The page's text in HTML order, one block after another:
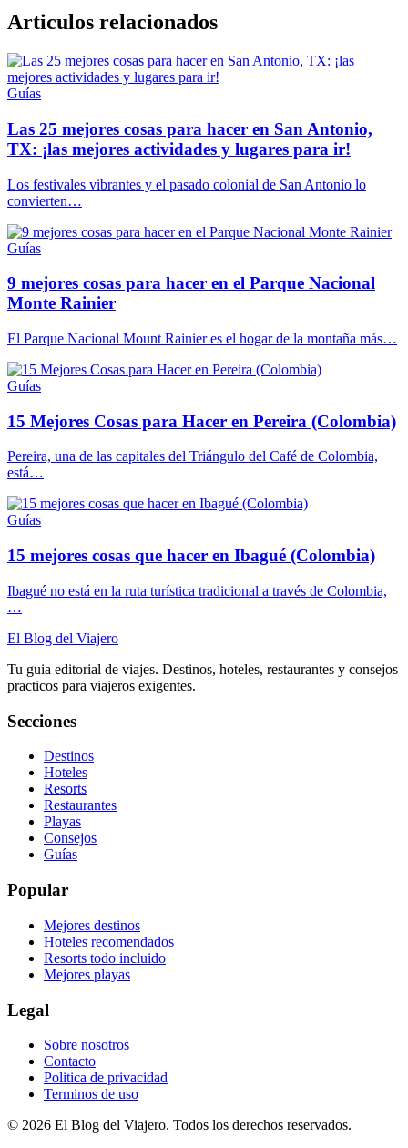
Articulos relacionados
Guías
Las 25 mejores cosas para hacer en San Antonio,
TX: ¡las mejores actividades y lugares para ir!
Los festivales vibrantes y el pasado colonial de San Antonio lo
convierten…
Guías
9 mejores cosas para hacer en el Parque Nacional
Monte Rainier
El Parque Nacional Mount Rainier es el hogar de la montaña más…
Guías
15 Mejores Cosas para Hacer en Pereira (Colombia)
Pereira, una de las capitales del Triángulo del Café de Colombia,
está…
Guías
15 mejores cosas que hacer en Ibagué (Colombia)
Ibagué no está en la ruta turística tradicional a través de Colombia,
…
El Blog del Viajero
Tu guia editorial de viajes. Destinos, hoteles, restaurantes y consejos
practicos para viajeros exigentes.
Secciones
Destinos
Hoteles
Resorts
Restaurantes
Playas
Consejos
Guías
Popular
Mejores destinos
Hoteles recomendados
Resorts todo incluido
Mejores playas
Legal
Sobre nosotros
Contacto
Politica de privacidad
Terminos de uso
© 2026 El Blog del Viajero. Todos los derechos reservados.